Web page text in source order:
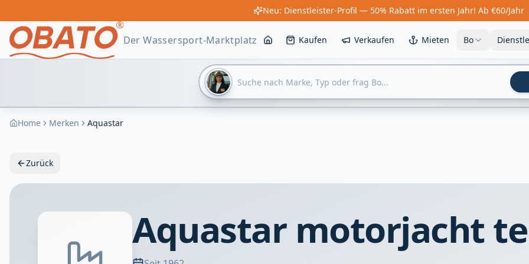
Neu: Dienstleister-Profil — 50% Rabatt im ersten Jahr! Ab €60/Jahr
Der Wassersport-Marktplatz Kaufen Verkaufen Mieten Bo
Home Merken Aquastar
Zurück
Aquastar motorjacht